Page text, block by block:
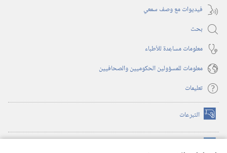
فيديوات مع وصف سمعي
بحث
معلومات مساعِدة للأطباء
معلومات للمسؤولين الحكوميين والصحافيين
تعليمات
التبرعات (يفتح
نافذة
(يفتح